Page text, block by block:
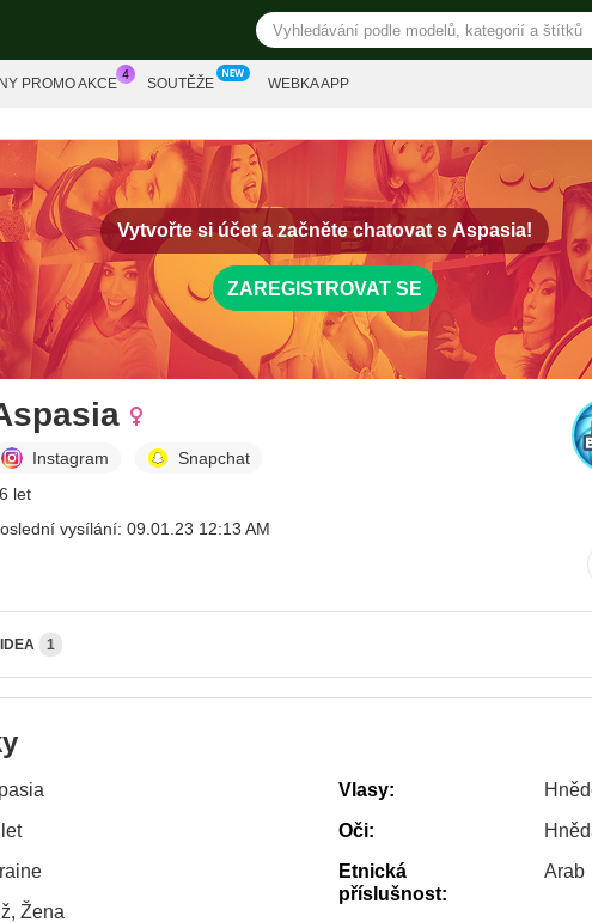
PROMO AKCE SOUTĚŽE WEBKA APP
Vytvořte si účet a začněte chatovat s Aspasia!
ZAREGISTROVAT SE
Instagram
Snapchat
let
vysílání: 09.01.23 12:13 AM
1
Žena
Vlasy:
Oči:
Etnická
příslušnost:
Arab